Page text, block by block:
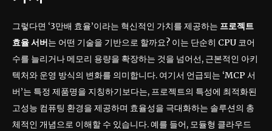
그렇다면 ‘3만배 효율’이라는 혁신적인 가치를 제공하는 프로젝트
효율 서버는 어떤 기술을 기반으로 할까요? 이는 단순히 CPU 코어
수를 늘리거나 메모리 용량을 확장하는 것을 넘어선, 근본적인 아키
텍처와 운영 방식의 변화를 의미합니다. 여기서 언급되는 ‘MCP 서
버’는 특정 제품명을 지칭하기보다는, 프로젝트의 특성에 최적화된
고성능 컴퓨팅 환경을 제공하며 효율성을 극대화하는 솔루션의 총
체적인 개념으로 이해할 수 있습니다. 예를 들어, 모듈형 클라우드